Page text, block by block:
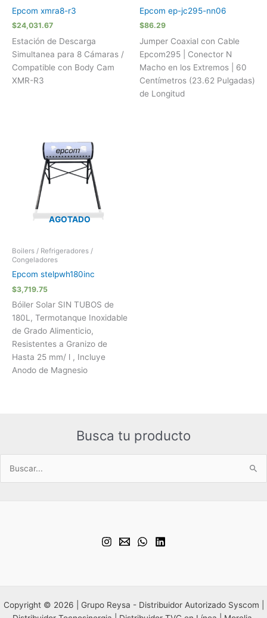
Epcom xmra8-r3
$24,031.67
Estación de Descarga
Simultanea para 8 Cámaras /
Compatible con Body Cam
XMR-R3
Epcom ep-jc295-nn06
$86.29
Jumper Coaxial con Cable
Epcom295 | Conector N
Macho en los Extremos | 60
Centímetros (23.62 Pulgadas)
de Longitud
AGOTADO
Boilers / Refrigeradores /
Congeladores
Epcom stelpwh180inc
$3,719.75
Bóiler Solar SIN TUBOS de
180L, Termotanque Inoxidable
de Grado Alimenticio,
Resistentes a Granizo de
Hasta 25 mm/ l , Incluye
Anodo de Magnesio
Busca tu producto
Buscar
por:
Copyright © 2026 | Grupo Reysa - Distribuidor Autorizado Syscom |